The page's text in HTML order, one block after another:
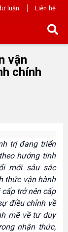
luận Liên hệ
vận
chính
trị đang triển
hướng tinh
mới sâu sắc
thức vận hành
trở nên cấp
điều chỉnh về
mẽ về tư duy
nhận thức,